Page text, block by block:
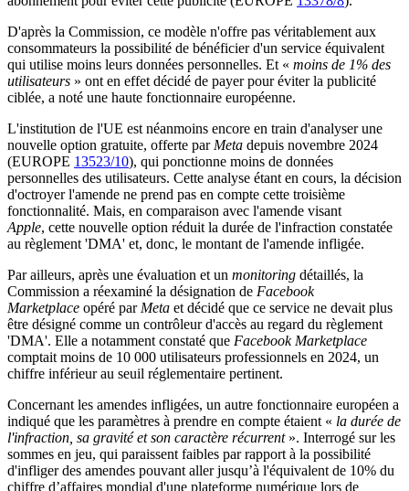
D'après la Commission, ce modèle n'offre pas véritablement aux
consommateurs la possibilité de bénéficier d'un service équivalent
qui utilise moins leurs données personnelles. Et « moins de 1% des
utilisateurs » ont en effet décidé de payer pour éviter la publicité
ciblée, a noté une haute fonctionnaire européenne.
L'institution de l'UE est néanmoins encore en train d'analyser une
nouvelle option gratuite, offerte par Meta depuis novembre 2024
(EUROPE 13523/10), qui ponctionne moins de données
personnelles des utilisateurs. Cette analyse étant en cours, la décision
d'octroyer l'amende ne prend pas en compte cette troisième
fonctionnalité. Mais, en comparaison avec l'amende visant
Apple, cette nouvelle option réduit la durée de l'infraction constatée
au règlement 'DMA' et, donc, le montant de l'amende infligée.
Par ailleurs, après une évaluation et un monitoring détaillés, la
Commission a réexaminé la désignation de Facebook
Marketplace opéré par Meta et décidé que ce service ne devait plus
être désigné comme un contrôleur d'accès au regard du règlement
'DMA'. Elle a notamment constaté que Facebook Marketplace
comptait moins de 10 000 utilisateurs professionnels en 2024, un
chiffre inférieur au seuil réglementaire pertinent.
Concernant les amendes infligées, un autre fonctionnaire européen a
indiqué que les paramètres à prendre en compte étaient « la durée de
l'infraction, sa gravité et son caractère récurrent ». Interrogé sur les
sommes en jeu, qui paraissent faibles par rapport à la possibilité
d'infliger des amendes pouvant aller jusqu’à l'équivalent de 10% du
chiffre d’affaires mondial d'une plateforme numérique lors de